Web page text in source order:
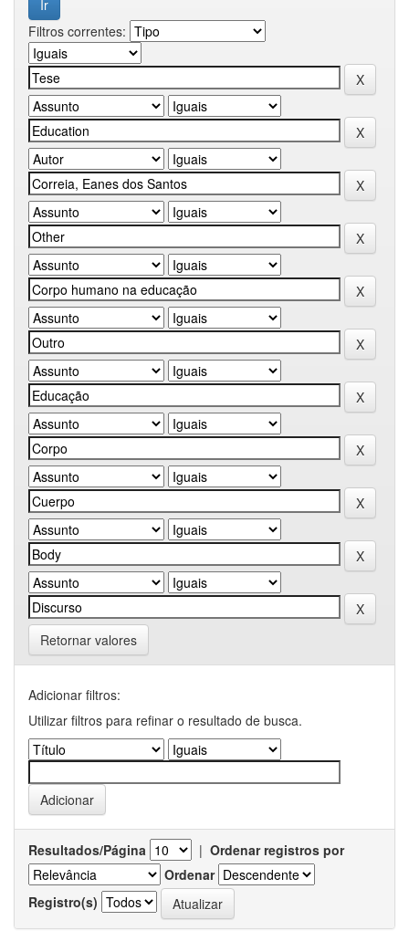
Filtros correntes:
Retornar valores
Adicionar filtros:
Utilizar filtros para refinar o resultado de busca.
Resultados/Página | Ordenar registros por
Ordenar
Registro(s)